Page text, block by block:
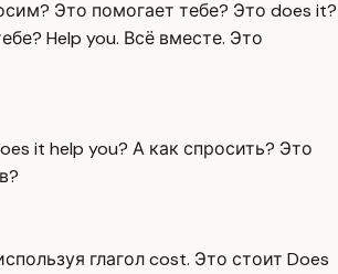
Это помогает тебе? Это does it?
Help you. Всё вместе. Это
it help you? А как спросить? Это
глагол cost. Это стоит Does